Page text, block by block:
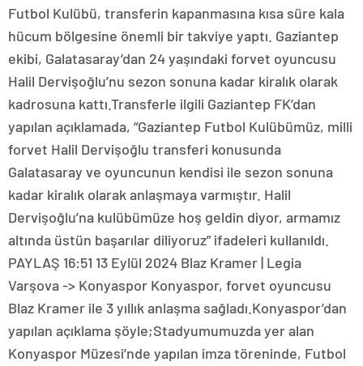
Futbol Kulübü, transferin kapanmasına kısa süre kala
hücum bölgesine önemli bir takviye yaptı. Gaziantep
ekibi, Galatasaray’dan 24 yaşındaki forvet oyuncusu
Halil Dervişoğlu’nu sezon sonuna kadar kiralık olarak
kadrosuna kattı.Transferle ilgili Gaziantep FK’dan
yapılan açıklamada, “Gaziantep Futbol Kulübümüz, milli
forvet Halil Dervişoğlu transferi konusunda
Galatasaray ve oyuncunun kendisi ile sezon sonuna
kadar kiralık olarak anlaşmaya varmıştır. Halil
Dervişoğlu’na kulübümüze hoş geldin diyor, armamız
altında üstün başarılar diliyoruz” ifadeleri kullanıldı.
PAYLAŞ 16:51 13 Eylül 2024 Blaz Kramer | Legia
Varşova -> Konyaspor Konyaspor, forvet oyuncusu
Blaz Kramer ile 3 yıllık anlaşma sağladı.Konyaspor’dan
yapılan açıklama şöyle;Stadyumumuzda yer alan
Konyaspor Müzesi’nde yapılan imza töreninde, Futbol